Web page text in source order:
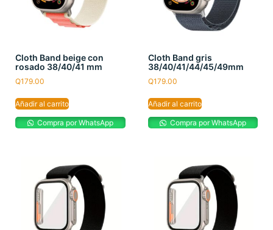
Cloth Band beige con
rosado 38/40/41 mm
Q179.00
Añadir al carrito
Compra por WhatsApp
Cloth Band gris
38/40/41/44/45/49mm
Q179.00
Añadir al carrito
Compra por WhatsApp